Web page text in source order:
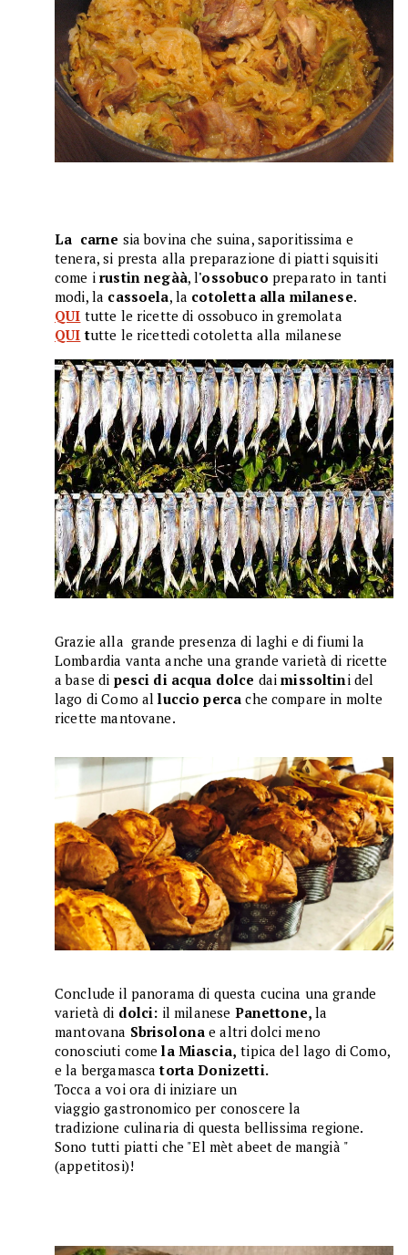
La carne sia bovina che suina, saporitissima e
tenera, si presta alla preparazione di piatti squisiti
come irustin negàà, l'ossobuco preparato in tanti
modi, la cassoela, la cotoletta alla milanese.
QUI tutte le ricette di ossobuco in gremolata
QUI tutte le ricettedi cotoletta alla milanese
Grazie alla grande presenza di laghi e di fiumi la
Lombardia vanta anche una grande varietà di ricette
a base di pesci di acqua dolce dai missoltini del
lago di Como alluccio perca che compare in molte
ricette mantovane.
Conclude il panorama di questa cucina una grande
varietà di dolci: il milanese Panettone,la
mantovana Sbrisolona e altri dolci meno
conosciuti comela Miascia, tipica del lago di Como,
e la bergamasca torta Donizetti.
Tocca a voi ora di iniziare un
viaggio gastronomico per conoscere la
tradizione culinaria di questa bellissima regione.
Sono tutti piatti che "El mèt abeet de mangià "
(appetitosi)!